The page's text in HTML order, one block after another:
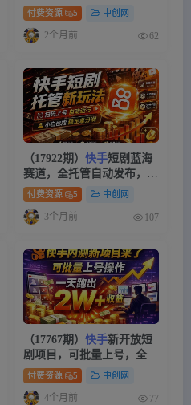
定，适合批量做
付费资源 5 中创网
2个月前 62
（17922期） 快手短剧蓝海
赛道，全托管自动发布，多
号操作轻松放大收益
付费资源 5 中创网
3个月前 107
（17767期） 快手新开放短
剧项目，可批量上号，全自
动运行，收益无上限
付费资源 5 中创网
4个月前 77